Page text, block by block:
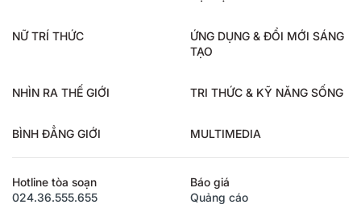
NỮ TRÍ THỨC
ỨNG DỤNG & ĐỔI MỚI SÁNG
TẠO
NHÌN RA THẾ GIỚI TRI THỨC & KỸ NĂNG SỐNG
BÌNH ĐẲNG GIỚI MULTIMEDIA
Hotline tòa soạn
024.36.555.655
Báo giá
Quảng cáo